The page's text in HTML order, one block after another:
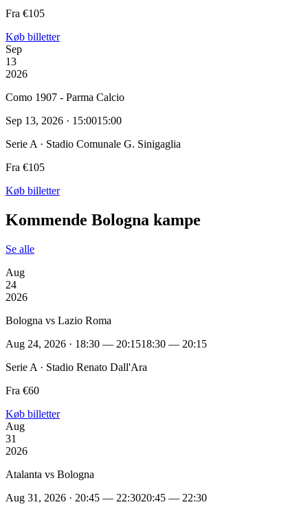
Fra €105
Køb billetter
Sep
13
2026
Como 1907 - Parma Calcio
Sep 13, 2026 · 15:0015:00
Serie A · Stadio Comunale G. Sinigaglia
Fra €105
Køb billetter
Kommende Bologna kampe
Se alle
Aug
24
2026
Bologna vs Lazio Roma
Aug 24, 2026 · 18:30 — 20:1518:30 — 20:15
Serie A · Stadio Renato Dall'Ara
Fra €60
Køb billetter
Aug
31
2026
Atalanta vs Bologna
Aug 31, 2026 · 20:45 — 22:3020:45 — 22:30